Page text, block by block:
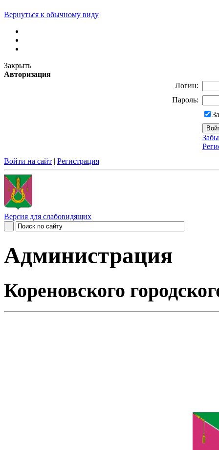
Вернуться к обычному виду
Закрыть
Авторизация
Логин:
Пароль:
Войти на сайт | Регистрация
Версия для слабовидящих
Администрация
Кореновского